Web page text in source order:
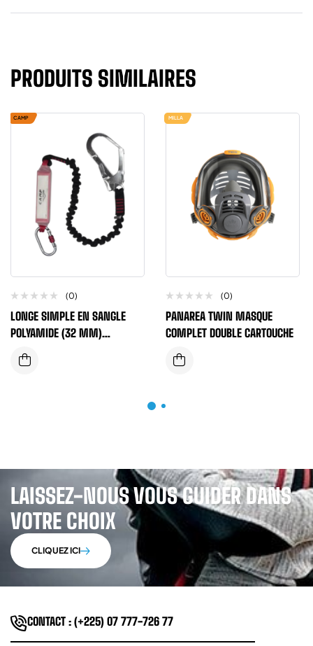
PRODUITS SIMILAIRES
CAMP
(0)
LONGE SIMPLE EN SANGLE
POLYAMIDE (32 MM)
ELASTIQUE AVEC ABSORBEUR
D’ENERGIE
MILLA
(0)
PANAREA TWIN MASQUE
COMPLET DOUBLE CARTOUCHE
LAISSEZ-NOUS VOUS GUIDER DANS
VOTRE CHOIX
CLIQUEZ ICI
CONTACT : (+225) 07 777-726 77